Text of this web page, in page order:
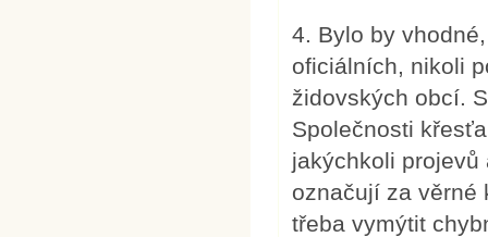
4. Bylo by
oficiálních, nikoli
židovských obcí.
Společnosti
jakýchkoli
označují za věrné
třeba vymýtit